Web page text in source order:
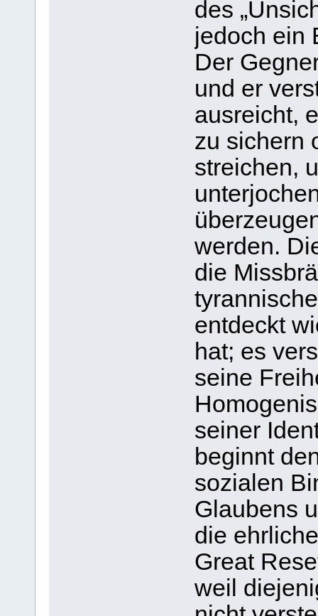
des
jedoch ein
Der
und er
ausreicht,
zu sichern
streichen,
werden.
die
entdeckt
hat; es
seine
seiner
beginnt
sozialen
Glaubens
die
Great
weil